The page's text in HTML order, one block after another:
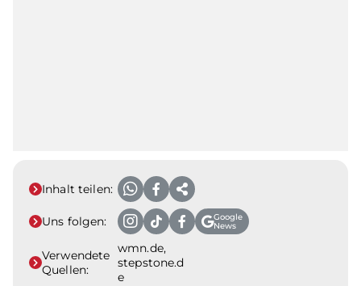
Inhalt teilen:
Uns folgen:
Google
News
Verwendete
Quellen:
wmn.de,
stepstone.d
e